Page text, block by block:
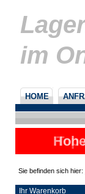
im
HOME
Top
Sie befinden sich hier:
Ihr Warenkorb